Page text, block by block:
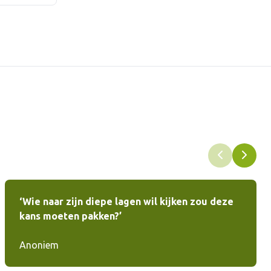
‘Wie naar zijn diepe lagen wil kijken zou deze
kans moeten pakken?’
Anoniem